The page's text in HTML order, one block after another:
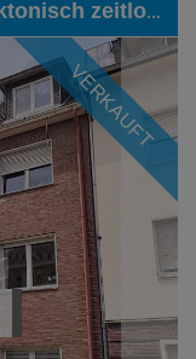
BEREITS VERKAUFT | Architektonisch zeitloses Dreifamilienhaus in zentraler Lage von Eschweiler
VERKAUFT